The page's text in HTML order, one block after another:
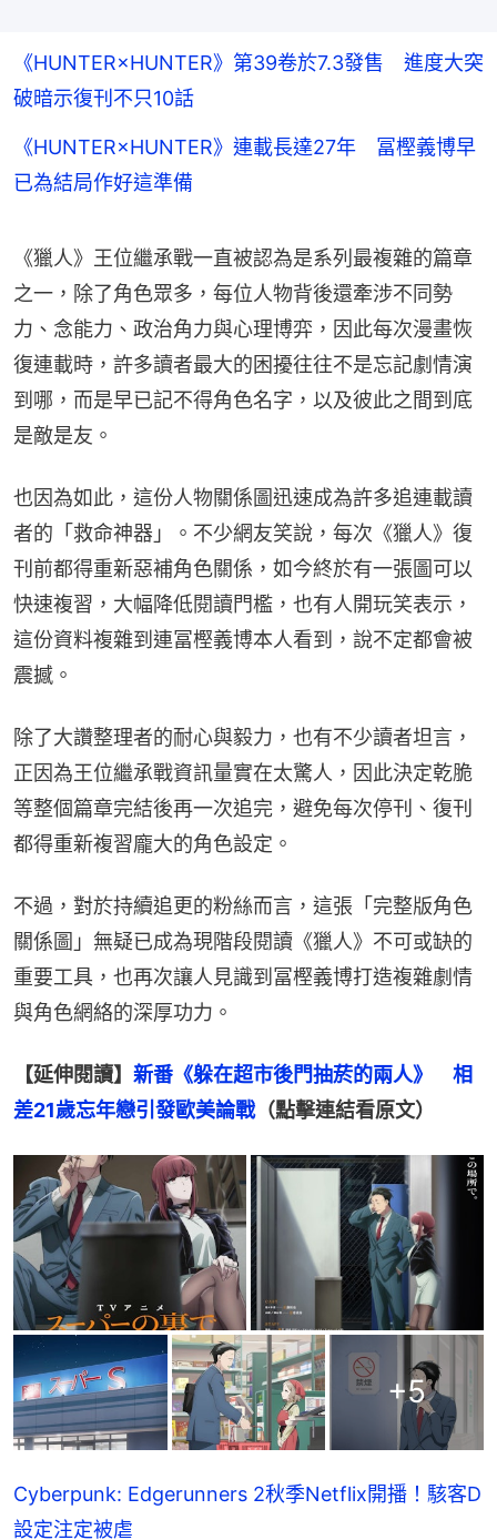
《HUNTER×HUNTER》第39卷於7.3發售 進度大突
破暗示復刊不只10話
《HUNTER×HUNTER》連載長達27年 冨樫義博早
已為結局作好這準備
《獵人》王位繼承戰一直被認為是系列最複雜的篇章
之一，除了角色眾多，每位人物背後還牽涉不同勢
力、念能力、政治角力與心理博弈，因此每次漫畫恢
復連載時，許多讀者最大的困擾往往不是忘記劇情演
到哪，而是早已記不得角色名字，以及彼此之間到底
是敵是友。
也因為如此，這份人物關係圖迅速成為許多追連載讀
者的「救命神器」。不少網友笑說，每次《獵人》復
刊前都得重新惡補角色關係，如今終於有一張圖可以
快速複習，大幅降低閱讀門檻，也有人開玩笑表示，
這份資料複雜到連冨樫義博本人看到，說不定都會被
震撼。
除了大讚整理者的耐心與毅力，也有不少讀者坦言，
正因為王位繼承戰資訊量實在太驚人，因此決定乾脆
等整個篇章完結後再一次追完，避免每次停刊、復刊
都得重新複習龐大的角色設定。
不過，對於持續追更的粉絲而言，這張「完整版角色
關係圖」無疑已成為現階段閱讀《獵人》不可或缺的
重要工具，也再次讓人見識到冨樫義博打造複雜劇情
與角色網絡的深厚功力。
【延伸閱讀】 新番《躲在超市後門抽菸的兩人》　相
差21歲忘年戀引發歐美論戰（點擊連結看原文）
+5
Cyberpunk: Edgerunners 2秋季Netflix開播！駭客D
設定注定被虐